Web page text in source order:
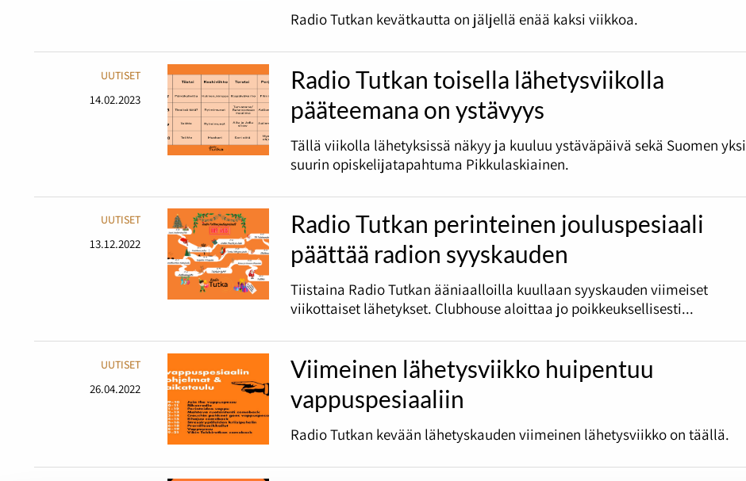
Radio Tutkan kevätkautta on jäljellä enää kaksi viikkoa.
UUTISET
14.02.2023
Radio Tutkan toisella lähetysviikolla
pääteemana on ystävyys
Tällä viikolla lähetyksissä näkyy ja kuuluu ystäväpäivä sekä Suomen yksi
suurin opiskelijatapahtuma Pikkulaskiainen.
UUTISET
13.12.2022
Radio Tutkan perinteinen jouluspesiaali
päättää radion syyskauden
Tiistaina Radio Tutkan ääniaalloilla kuullaan syyskauden viimeiset
viikottaiset lähetykset. Clubhouse aloittaa jo poikkeuksellisesti...
UUTISET
26.04.2022
Viimeinen lähetysviikko huipentuu
vappuspesiaaliin
Radio Tutkan kevään lähetyskauden viimeinen lähetysviikko on täällä.